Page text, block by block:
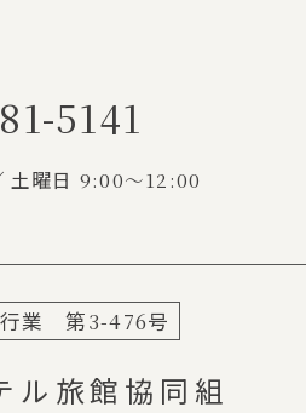
せ 5141
土曜日 9:00～12:00
行業 第3-476号
ル旅館協同組